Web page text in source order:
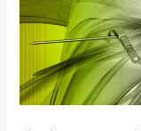
gehört?